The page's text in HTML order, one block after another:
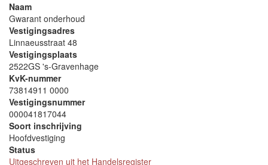
Naam
Gwarant onderhoud
Vestigingsadres
Linnaeusstraat 48
Vestigingsplaats
2522GS 's-Gravenhage
KvK-nummer
73814911 0000
Vestigingsnummer
000041817044
Soort inschrijving
Hoofdvestiging
Status
Uitgeschreven uit het Handelsregister